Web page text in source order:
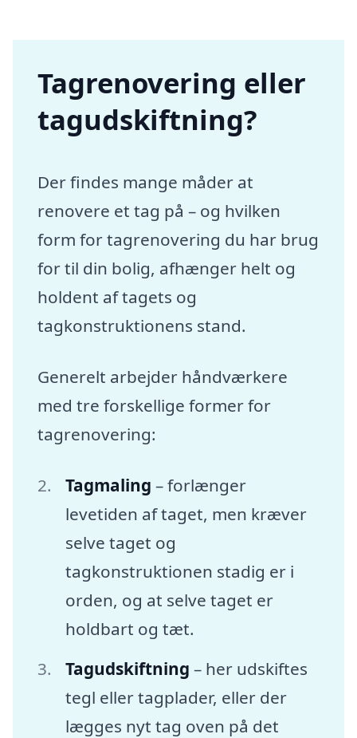
Tagrenovering eller
tagudskiftning?
Der findes mange måder at
renovere et tag på – og hvilken
form for tagrenovering du har brug
for til din bolig, afhænger helt og
holdent af tagets og
tagkonstruktionens stand.
Generelt arbejder håndværkere
med tre forskellige former for
tagrenovering:
Tagmaling – forlænger
levetiden af taget, men kræver
selve taget og
tagkonstruktionen stadig er i
orden, og at selve taget er
holdbart og tæt.
Tagudskiftning – her udskiftes
tegl eller tagplader, eller der
lægges nyt tag oven på det